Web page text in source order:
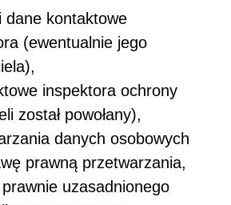
dane kontaktowe
(ewentualnie jego
inspektora ochrony
został powołany),
danych osobowych
prawną przetwarzania,
uzasadnionego